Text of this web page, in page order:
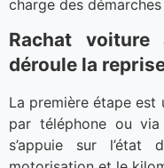
charge des
Rachat
déroule la
La première étape est
par téléphone ou via
s’appuie sur l’état